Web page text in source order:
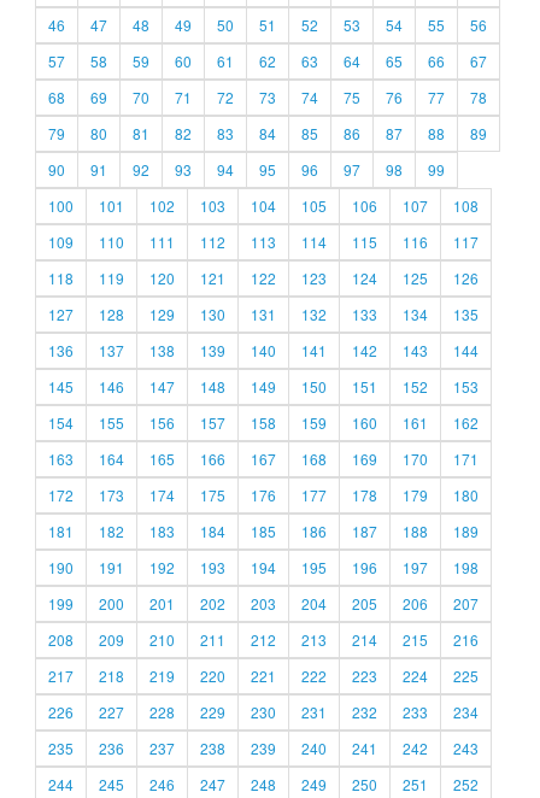
46
47 48 49 50 51 52 53 54 55
56
57
58 59 60 61 62 63 64 65 66
67
68
69 70 71 72 73 74 75 76 77
78
79
80 81 82 83 84 85 86 87 88
89
90
91 92 93 94 95 96 97 98
99
100
101 102 103 104 105 106 107
108
109
110 111 112 113 114 115 116
117
118
119 120 121 122 123 124 125
126
127
128 129 130 131 132 133 134
135
136
137 138 139 140 141 142 143
144
145
146 147 148 149 150 151 152
153
154
155 156 157 158 159 160 161
162
163
164 165 166 167 168 169 170
171
172
173 174 175 176 177 178 179
180
181
182 183 184 185 186 187 188
189
190
191 192 193 194 195 196 197
198
199
200 201 202 203 204 205 206
207
208
209 210 211 212 213 214 215
216
217
218 219 220 221 222 223 224
225
226
227 228 229 230 231 232 233
234
235
236 237 238 239 240 241 242
243
244
245 246 247 248 249 250 251
252